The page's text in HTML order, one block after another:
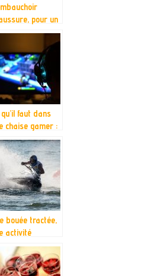
pour un
et
initiale des
qu’il faut dans
chaise gamer :
et
bouée tractée,
activité
pour faire
l’adrénaline